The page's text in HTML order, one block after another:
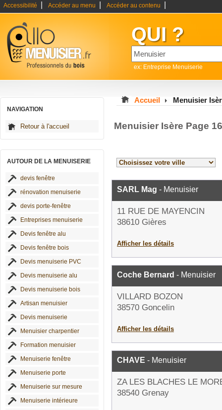
Accessibilité Accéder au menu Accéder au contenu
QUI ?
ex: Entreprise Menuiserie
NAVIGATION
Retour à l'accueil
AUTOUR DE LA MENUISERIE
devis fenêtre
rénovation menuiserie
devis porte-fenêtre
Entreprises menuiserie
Devis fenêtre alu
Devis fenêtre bois
Devis menuiserie PVC
Devis menuiserie alu
Devis menuiserie bois
Artisan menuisier
Devis menuiserie
Menuisier charpentier
Formation menuisier
Menuiserie fenêtre
Menuiserie porte
Menuiserie sur mesure
Menuiserie intérieure
Accueil Menuisier
Menuisier Isère Page 16
SARL Mag - Menuisier
11 RUE DE MAYENCIN
38610 Gières
Afficher les détails
Coche Bernard - Menuisier
VILLARD BOZON
38570 Goncelin
Afficher les détails
CHAVE - Menuisier
ZA LES BLACHES LE
38540 Grenay